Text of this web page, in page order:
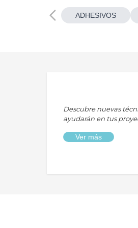
ADHESIVOS
Descubre nuevas
ayudarán en tus
Ver más